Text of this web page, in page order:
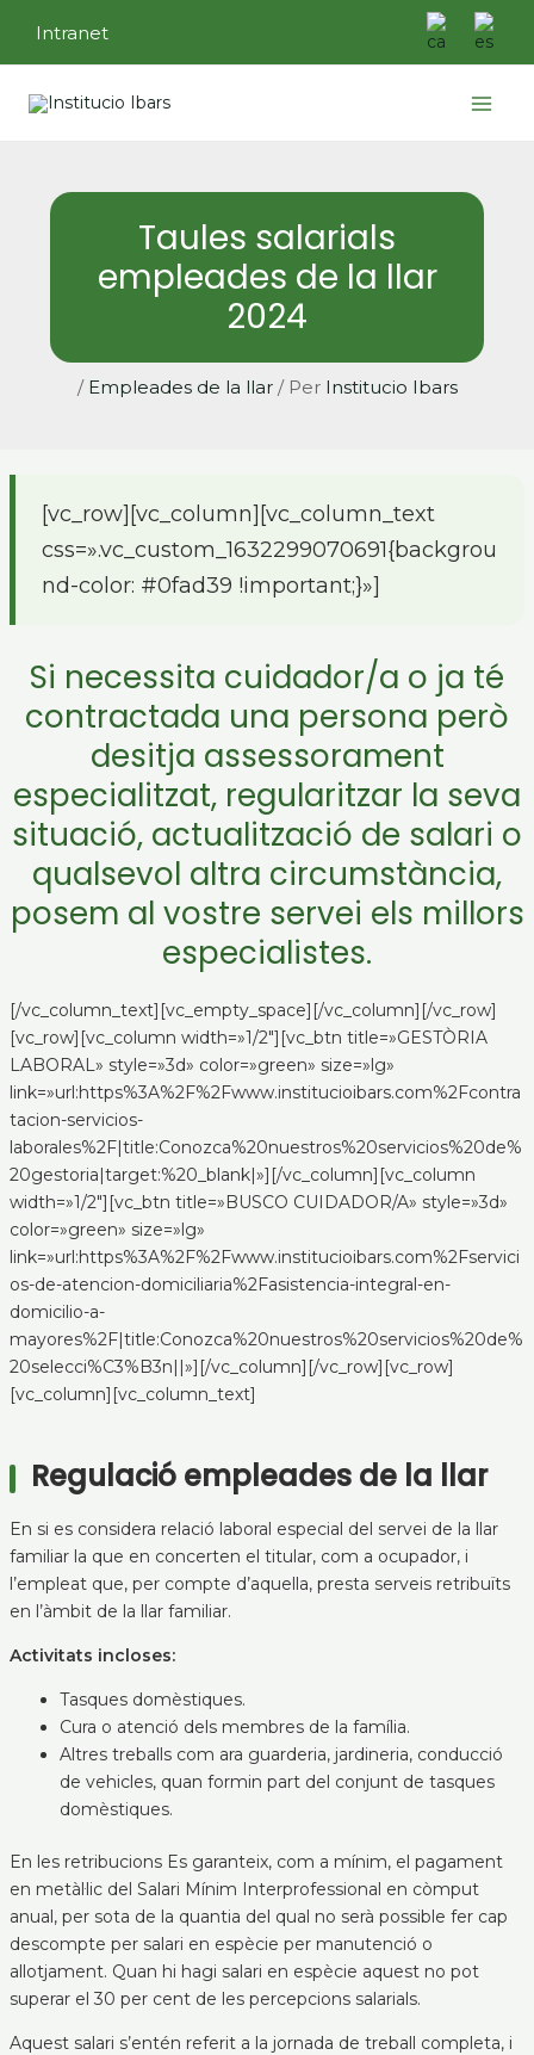
contingut
Intranet
Taules salarials
empleades de la llar
2024
/ Empleades de la llar/ Per Institucio Ibars
[vc_row][vc_column][vc_column_text
css=».vc_custom_1632299070691{backgrou
nd-color: #0fad39 !important;}»]
Si necessita cuidador/a o ja té
contractada una persona però
desitja assessorament
especialitzat, regularitzar la seva
situació, actualització de salari o
qualsevol altra circumstància,
posem al vostre servei els millors
especialistes.
[/vc_column_text][vc_empty_space][/vc_column][/vc_row]
[vc_row][vc_column width=»1/2″][vc_btn title=»GESTÒRIA
LABORAL» style=»3d» color=»green» size=»lg»
link=»url:https%3A%2F%2Fwww.institucioibars.com%2Fcontra
tacion-servicios-
laborales%2F|title:Conozca%20nuestros%20servicios%20de%
20gestoria|target:%20_blank|»][/vc_column][vc_column
width=»1/2″][vc_btn title=»BUSCO CUIDADOR/A» style=»3d»
color=»green» size=»lg»
link=»url:https%3A%2F%2Fwww.institucioibars.com%2Fservici
os-de-atencion-domiciliaria%2Fasistencia-integral-en-
domicilio-a-
mayores%2F|title:Conozca%20nuestros%20servicios%20de%
20selecci%C3%B3n||»][/vc_column][/vc_row][vc_row]
[vc_column][vc_column_text]
Regulació empleades de la llar
En si es considera relació laboral especial del servei de la llar
familiar la que en concerten el titular, com a ocupador, i
l’empleat que, per compte d’aquella, presta serveis retribuïts
en l’àmbit de la llar familiar.
Activitats incloses:
Tasques domèstiques.
Cura o atenció dels membres de la família.
Altres treballs com ara guarderia, jardineria, conducció
de vehicles, quan formin part del conjunt de tasques
domèstiques.
En les retribucions Es garanteix, com a mínim, el pagament
en metàl·lic del Salari Mínim Interprofessional en còmput
anual, per sota de la quantia del qual no serà possible fer cap
descompte per salari en espècie per manutenció o
allotjament. Quan hi hagi salari en espècie aquest no pot
superar el 30 per cent de les percepcions salarials.
Aquest salari s’entén referit a la jornada de treball completa, i